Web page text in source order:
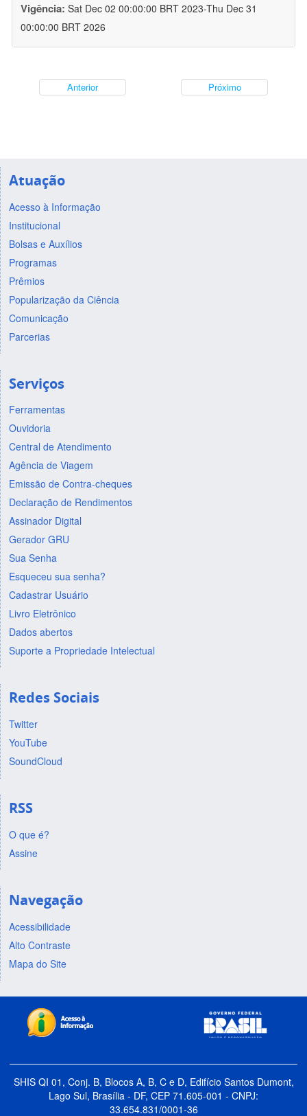
Vigência: Sat Dec 02 00:00:00 BRT 2023-Thu Dec 31
00:00:00 BRT 2026
Anterior Próximo
Atuação
Acesso à Informação
Institucional
Bolsas e Auxílios
Programas
Prêmios
Popularização da Ciência
Comunicação
Parcerias
Serviços
Ferramentas
Ouvidoria
Central de Atendimento
Agência de Viagem
Emissão de Contra-cheques
Declaração de Rendimentos
Assinador Digital
Gerador GRU
Sua Senha
Esqueceu sua senha?
Cadastrar Usuário
Livro Eletrônico
Dados abertos
Suporte a Propriedade Intelectual
Redes Sociais
Twitter
YouTube
SoundCloud
RSS
O que é?
Assine
Navegação
Acessibilidade
Alto Contraste
Mapa do Site
SHIS QI 01, Conj. B, Blocos A, B, C e D, Edifício Santos Dumont,
Lago Sul, Brasília - DF, CEP 71.605-001 - CNPJ:
33.654.831/0001-36